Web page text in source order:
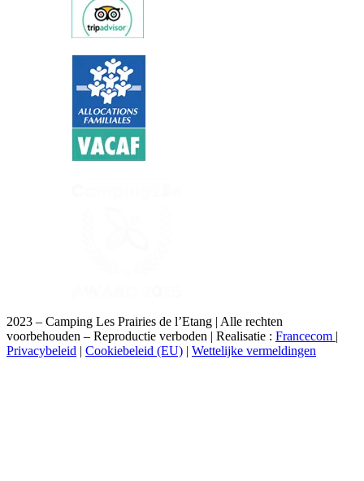
2023 – Camping Les Prairies de l’Etang | Alle rechten
voorbehouden – Reproductie verboden | Realisatie : Francecom |
Privacybeleid | Cookiebeleid (EU) | Wettelijke vermeldingen